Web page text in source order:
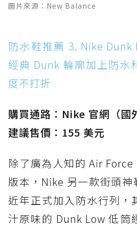
圖片來源：New Balance
防水鞋推薦 3. Nike Dunk
經典 Dunk 輪廓加上防水
度不打折
購買通路：Nike 官網（國
建議售價：155 美元
除了廣為人知的 Air Force
版本，Nike 另一款街頭神
近年正式加入防水行列，
汁原味的 Dunk Low 低筒